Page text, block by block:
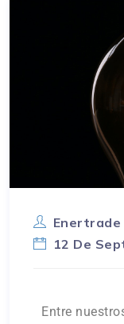
Enertrade
12 De
Entre